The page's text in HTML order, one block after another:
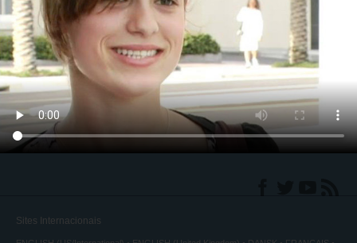
América do Norte
Sites Internacionais